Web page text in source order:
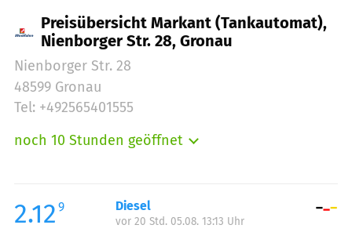
Preisübersicht Markant (Tankautomat),
Nienborger Str. 28, Gronau
Nienborger Str. 28
48599 Gronau
Tel: +492565401555
noch 10 Stunden geöffnet
Mittwoch:
06:00-22:00
Donnerstag:
2.12 9 Diesel
vor 20 Std. 05.08. 13:13 Uhr